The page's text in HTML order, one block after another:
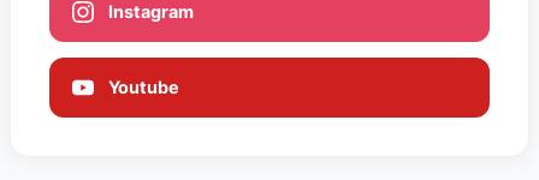
Instagram
Youtube